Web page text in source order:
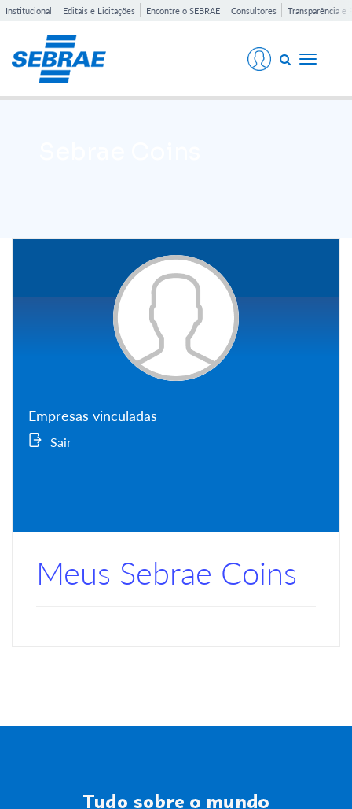
Institucional Editais e Licitações Encontre o SEBRAE Consultores Transparência e
Toggle
Empresas vinculadas
Sair
Meus Sebrae Coins